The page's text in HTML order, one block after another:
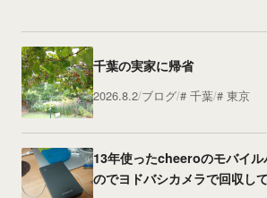
千葉の実家に帰省
2026.8.2 ブログ 千葉 東京
13年使ったcheeroのモバイル
のでヨドバシカメラで回収し